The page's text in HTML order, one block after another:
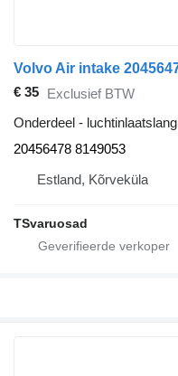
€ 35 Exclusief BTW
Onderdeel - luchtinlaatslang
20456478 8149053
Estland, Kõrveküla
TSvaruosad